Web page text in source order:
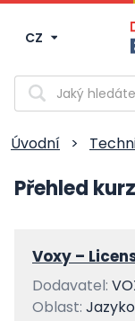
CZ
Vyhledávání
Úvodní >
Přehled
Voxy –
Dodavatel:
Oblast: